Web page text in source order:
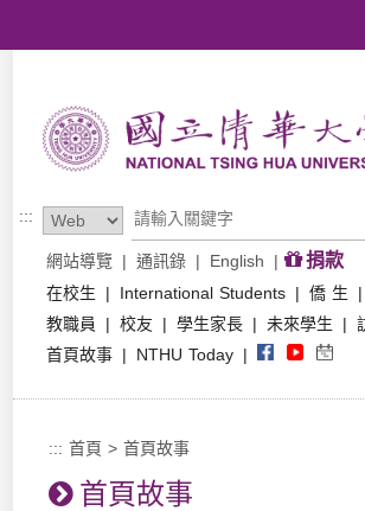
:::
網站導覽 | 通訊錄 | English | 捐款
在校生 | International Students | 僑 生 |
教職員
| 校友 | 學生家長 | 未來學生 |
首頁故事 | NTHU Today |
::: 首頁 >首頁故事
首頁故事